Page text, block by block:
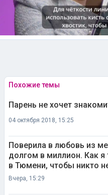
Похожие темы
Парень не хочет
04 октября 2018, 15:25
Поверила в любовь из
долгом в миллион. Как я
в Тюмени, чтобы никто
Вчера, 15:29